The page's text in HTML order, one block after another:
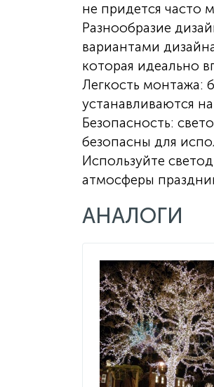
не придется часто
Разнообразие
вариантами
которая идеально
Легкость монтажа:
устанавливаются
Безопасность:
безопасны для
Используйте
атмосферы
АНАЛОГИ